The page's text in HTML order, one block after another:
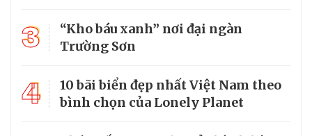
3
“Kho báu xanh” nơi đại ngàn
Trường Sơn
4
10 bãi biển đẹp nhất Việt Nam theo
bình chọn của Lonely Planet